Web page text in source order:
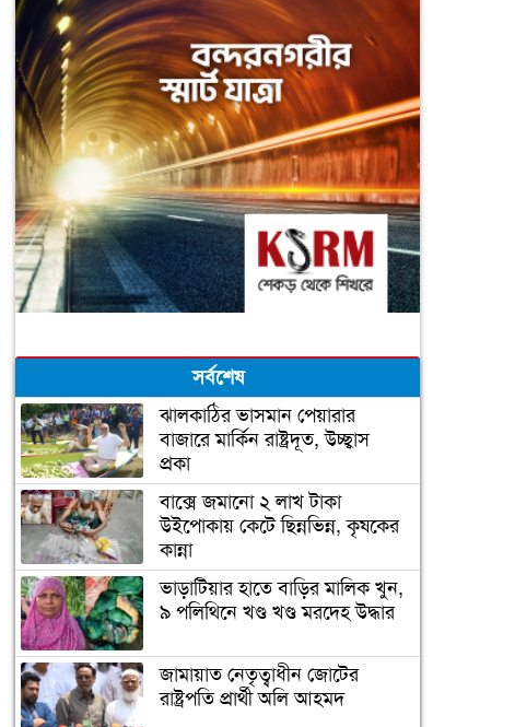
সর্বশেষ
ঝালকাঠির ভাসমান পেয়ারার
বাজারে মার্কিন রাষ্ট্রদূত, উচ্ছ্বাস
প্রকা
বাক্সে জমানো ২ লাখ টাকা
উইপোকায় কেটে ছিন্নভিন্ন, কৃষকের
কান্না
ভাড়াটিয়ার হাতে বাড়ির মালিক খুন,
৯ পলিথিনে খণ্ড খণ্ড মরদেহ উদ্ধার
জামায়াত নেতৃত্বাধীন জোটের
রাষ্ট্রপতি প্রার্থী অলি আহমদ